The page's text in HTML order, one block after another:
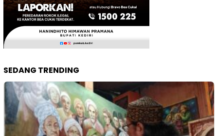
SEDANG TRENDING